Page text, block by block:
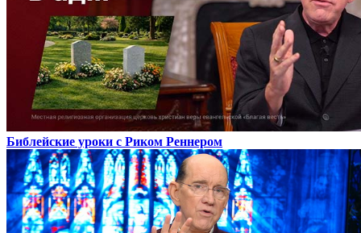
Библейские уроки с Риком Реннером